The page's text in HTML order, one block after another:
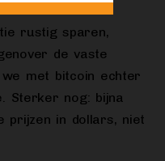
rustig sparen,
de vaste
met bitcoin echter
Sterker nog: bijna
prijzen in dollars, niet